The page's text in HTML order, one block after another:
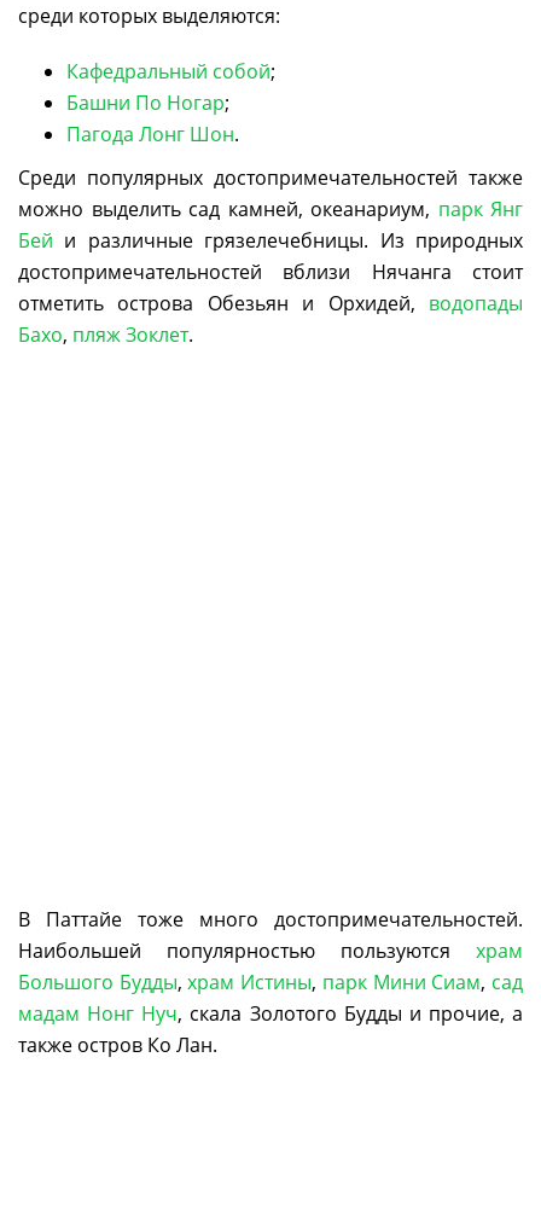
среди которых выделяются:
Кафедральный собой;
Башни По Ногар;
Пагода Лонг Шон.
Среди популярных достопримечательностей также
можно выделить сад камней, океанариум, парк Янг
Бей и различные грязелечебницы. Из природных
достопримечательностей вблизи Нячанга стоит
отметить острова Обезьян и Орхидей, водопады
Бахо, пляж Зоклет.
В Паттайе тоже много достопримечательностей.
Наибольшей популярностью пользуются храм
Большого Будды,храм Истины, парк Мини Сиам, сад
мадам Нонг Нуч, скала Золотого Будды и прочие, а
также остров Ко Лан.